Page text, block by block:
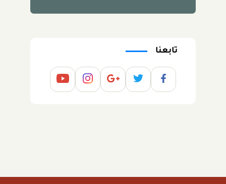
تابعنا